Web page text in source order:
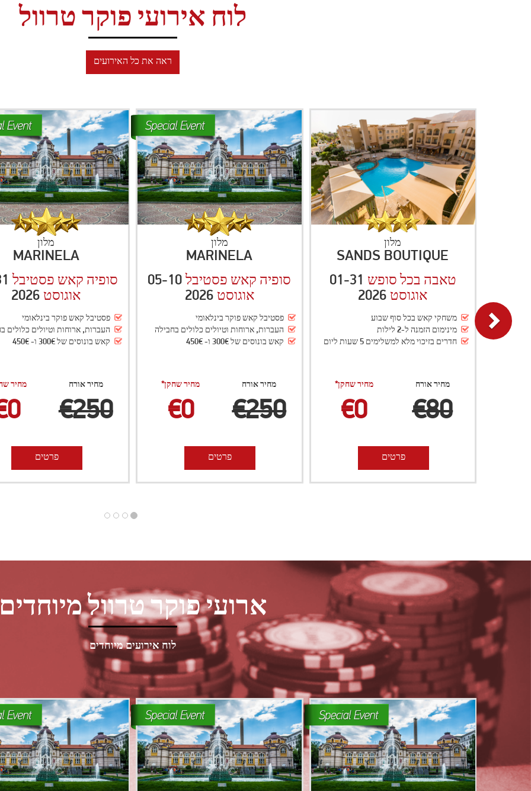
לוח אירועי פוקר טרוול
ראה את כל האירועים
מלון
MARINELA
סופיה קאש פסטיבל 02-07
ספטמבר 2026
פסטיבל קאש פוקר בינלאומי
העברות, ארוחות וטיולים כלולים בחבילה
קאש בונוסים של 300€ ו- 450€
מחיר אורח
€250
מחיר שחקן*
€0
פרטים
מלון
HOLIDAY INN
טביליסי קאש פסטיבל 03-08
ספטמבר 2026
פסטיבל קאש פוקר בינלאומי
העברות, ארוחות וטיולים כלולים בחבילה
בונוס מזומן לשחקני הפוקר $350 ו- $450
מחיר אורח
€220
מחיר שחקן*
€0
פרטים
מלון
MARINELA
סופיה קאש פסטיבל
ספטמבר 2026
פסטיבל קאש פוקר בינלאומי
העברות, ארוחות וטיולים כלולים
קאש בונוסים של 300€ ו- 450€
מחיר אורח
€250
מחיר
פרטים
ארועי פוקר טרוול מיוחדים
לוח אירועים מיוחדים